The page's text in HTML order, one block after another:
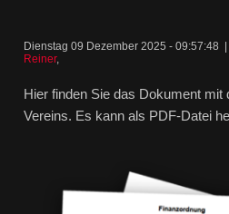
Dienstag 09 Dezember 2025 -
Reiner,
Hier finden Sie das Dokument mit
Vereins. Es kann als PDF-Datei